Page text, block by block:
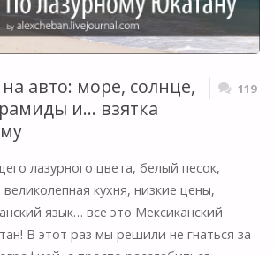
авто: море, солнце,
и… взятка
119
лазурного цвета, белый песок,
кухня, низкие цены,
язык… все это Мексиканский
В этот раз мы решили не гнаться за